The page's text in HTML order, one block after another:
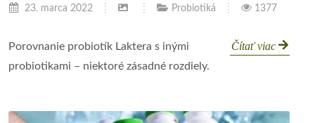
23. marca 2022 Probiotiká 1377
Čítať viac
Porovnanie probiotík Laktera s inými
probiotikami – niektoré zásadné rozdiely.